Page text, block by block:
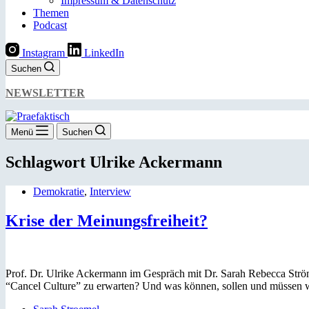
Themen
Podcast
Instagram LinkedIn
Suchen
NEWSLETTER
Menü Suchen
Schlagwort Ulrike Ackermann
Demokratie, Interview
Krise der Meinungsfreiheit?
Prof. Dr. Ulrike Ackermann im Gespräch mit Dr. Sarah Rebecca
“Cancel Culture” zu erwarten? Und was können, sollen und